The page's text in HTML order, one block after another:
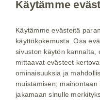
Tietosuojaseloste
Kysy tarvittaessa
ammattilaiselta.
Käytämme
Käytämme evästeitä
käyttökokemusta. Osa
sivuston käytön kannalta,
mittaavat evästeet
ominaisuuksia ja
muistamisen;
jakamaan sinulle